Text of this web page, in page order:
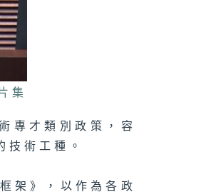
集
專才類別政策，容
術工種。
架》，以作為各政